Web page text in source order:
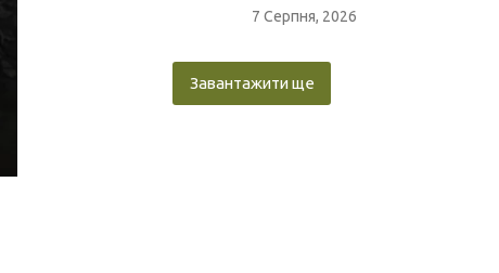
7 Серпня, 2026
Завантажити ще